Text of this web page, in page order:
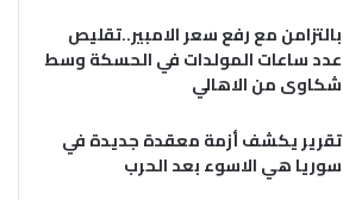
بالتزامن مع رفع سعر الامبير..تقليص
عدد ساعات المولدات في الحسكة وسط
شكاوى من الاهالي
تقرير يكشف أزمة معقدة جديدة في
سوريا هي الاسوء بعد الحرب